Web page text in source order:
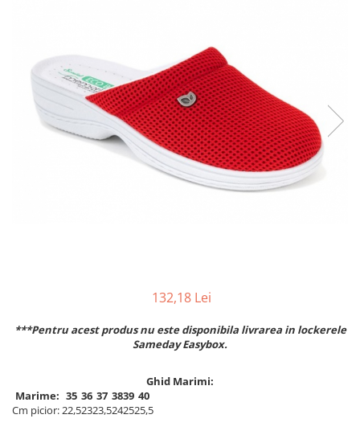
Dr. Feet
132,18 Lei
***Pentru acest produs nu este disponibila livrarea in lockerele
Sameday Easybox.
Ghid Marimi:
Marime: 35 36 37 3839 40
Cm picior:22,52323,5242525,5